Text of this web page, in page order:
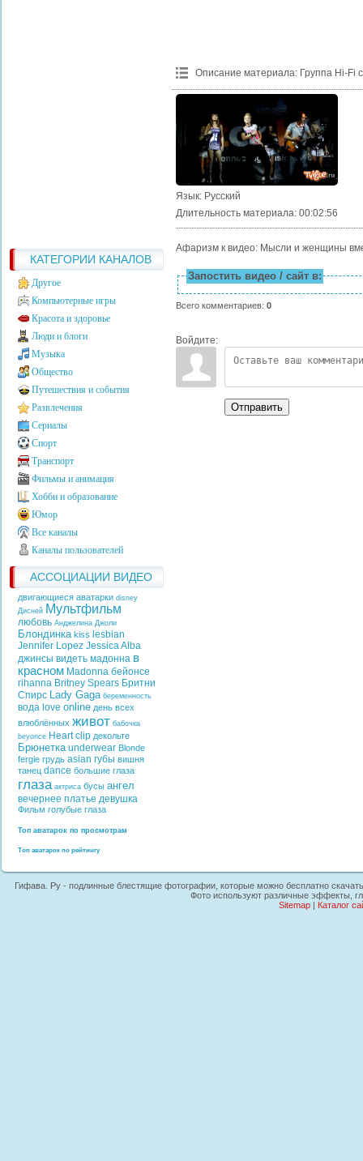
КАТЕГОРИИ КАНАЛОВ
Другое
Компьютерные игры
Красота и здоровье
Люди и блоги
Музыка
Общество
Путешествия и события
Развлечения
Сериалы
Спорт
Транспорт
Фильмы и анимация
Хобби и образование
Юмор
Все каналы
Каналы пользователей
АССОЦИАЦИИ ВИДЕО
двигающиеся аватарки disney
Дисней Мультфильм
любовь Анджелина Джоли
Блондинка kiss lesbian
Jennifer Lopez Jessica Alba
джинсы видеть мадонна в
красном Madonna бейонсе
rihanna Britney Spears Бритни
Спирс Lady Gaga беременность
вода love online день всех
влюблённых живот бабочка
beyonce Heart clip декольте
Брюнетка underwear Blonde
fergie грудь asian губы вишня
танец dance большие глаза
глаза актриса бусы ангел
вечернее платье девушка
Фильм голубые глаза
Топ аватарок по просмотрам
Топ аватарок по рейтингу
Описание материала: Группа Hi-Fi
Язык: Русский
Длительность материала: 00:02:56
Афаризм к видео: Мысли и женщины
Запостить видео / сайт в:
Всего комментариев: 0
Войдите:
Отправить
Гифава. Ру - подлинные блестящие фотографии, которые можно бесплатно
Фото используют различные эффекты,
Sitemap| Каталог